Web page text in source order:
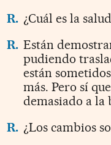
R. ¿Cuál es la
R. Están
pudiendo
están
más. Pero sí
demasiado a la
R. ¿Los cambios